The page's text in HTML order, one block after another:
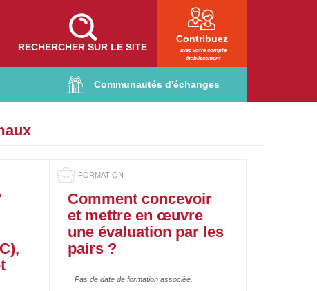
RECHERCHER SUR LE SITE
Contribuez
avec votre compte
établissement
Communautés d'échanges
Comment concevoir
et mettre en œuvre
une évaluation par les
pairs ?
Pas de date de formation associée.